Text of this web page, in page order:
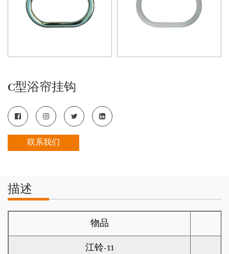
C型浴帘挂钩
联系我们
描述
物品
江铃-11